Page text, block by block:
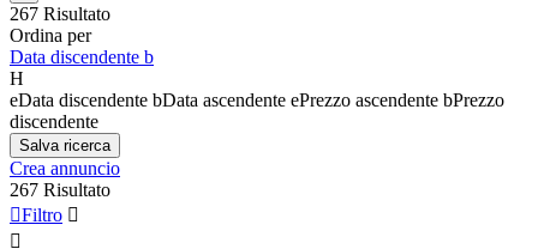
267 Risultato
Ordina per
Data discendente b
H
eData discendente bData ascendente ePrezzo ascendente bPrezzo
discendente
Salva ricerca
Crea annuncio
267 Risultato
Filtro 
